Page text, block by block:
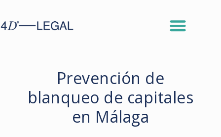
Prevención de
blanqueo de capitales
en Málaga